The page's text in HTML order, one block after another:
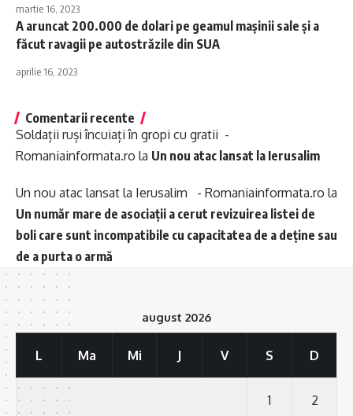
martie 16, 2023
A aruncat 200.000 de dolari pe geamul mașinii sale și a
făcut ravagii pe autostrăzile din SUA
aprilie 16, 2023
Comentarii recente
Soldații ruși încuiați în gropi cu gratii -
Romaniainformata.ro la Un nou atac lansat la Ierusalim
Un nou atac lansat la Ierusalim - Romaniainformata.ro la
Un număr mare de asociații a cerut revizuirea listei de
boli care sunt incompatibile cu capacitatea de a deține sau
de a purta o armă
august 2026
L Ma Mi J V S D
1 2